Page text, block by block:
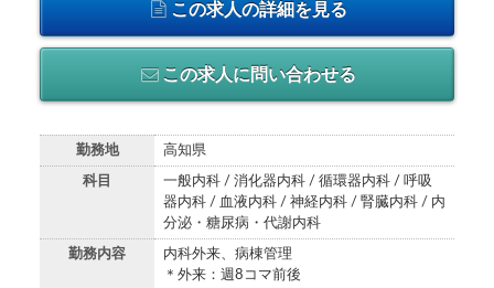
この求人の詳細を見る
この求人に問い合わせる
勤務地 高知県
科目
一般内科 / 消化器内科 / 循環器内科 / 呼吸
器内科 / 血液内科 / 神経内科 / 腎臓内科 / 内
分泌・糖尿病・代謝内科
勤務内容
内科外来、病棟管理
＊外来：週8コマ前後